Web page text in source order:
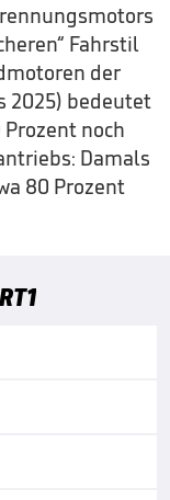
Fahrstil
der
2025) bedeutet
noch
Damals
80 Prozent